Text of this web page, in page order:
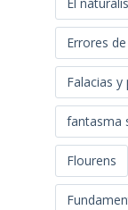
Errores
Falacias
fantasma
Flourens